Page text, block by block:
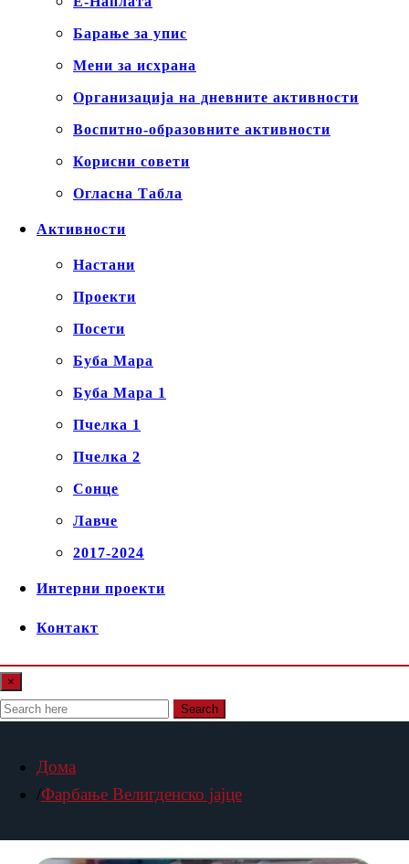
Барање за упис
Мени за исхрана
Организација на дневните активности
Воспитно-образовните активности
Корисни совети
Огласна Табла
Активности
Настани
Проекти
Посети
Буба Мара
Буба Мара 1
Пчелка 1
Пчелка 2
Сонце
Лавче
2017-2024
Интерни проекти
Контакт
×
Search
Дома
Фарбање Велигденско јајце